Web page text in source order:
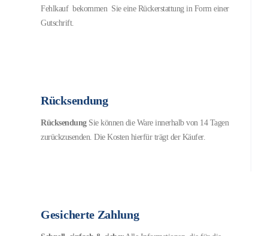
Fehlkauf bekommen Sie eine Rückerstattung in Form einer
Gutschrift.
Rücksendung
RücksendungSie können die Ware innerhalb von 14 Tagen
zurückzusenden. Die Kosten hierfür trägt der Käufer.
Gesicherte Zahlung